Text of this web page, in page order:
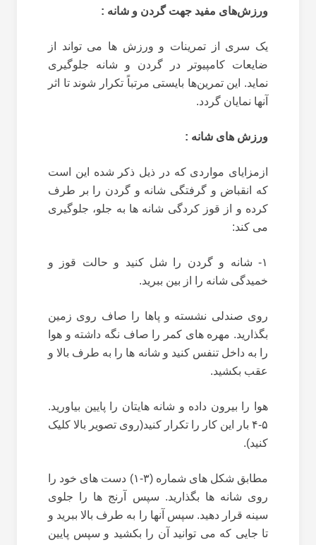
ورزش‌های مفید جهت‌‌ گردن و شانه :
یک سری از تمرینات و ورزش ها می تواند از
ضایعات کامپیوتر در گردن و شانه جلوگیری
نماید. این تمرین‌ها بایستی مرتباً تکرار شوند تا اثر
آنها نمایان گردد.
ورزش های شانه :
ازمزایای مواردی که در ذیل ذکر شده این است
که انقباض و گرفتگی شانه و گردن را بر طرف
کرده و از قوز کردگی شانه ها به جلو، جلوگیری
می کند:
۱- شانه و گردن را شل کنید و حالت قوز و
خمیدگی شانه را از بین ببرید.
روی صندلی نشسته و پاها را صاف روی زمین
بگذارید. مهره های کمر را صاف نگه داشته و هوا
را به داخل تنفس کنید و شانه ها را به طرف بالا و
عقب بکشید.
هوا را بیرون داده و شانه هایتان را پایین بیاورید.
۵-۴ بار این کار را تکرار کنید(روی تصویر بالا کلیک
کنید).
مطابق شکل های شماره (۳-۱) دست های خود را
روی شانه ها بگذارید. سپس آرنج ها را جلوی
سینه قرار دهید. سپس آنها را به طرف بالا ببرید و
تا جایی که می توانید آن را بکشید و سپس پایین